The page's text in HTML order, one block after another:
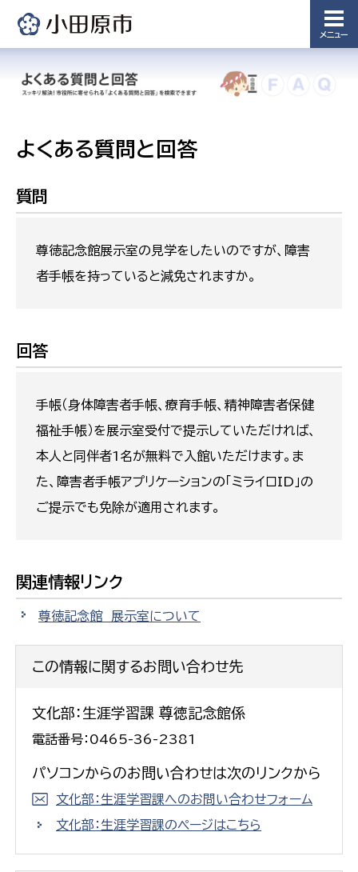
メニュー
よくある質問と回答
質問
尊徳記念館展示室の見学をしたいのですが、障害
者手帳を持っていると減免されますか。
回答
手帳（身体障害者手帳、療育手帳、精神障害者保健
福祉手帳）を展示室受付で提示していただければ、
本人と同伴者1名が無料で入館いただけます。ま
た、障害者手帳アプリケーションの「ミライロID」の
ご提示でも免除が適用されます。
関連情報リンク
尊徳記念館 展示室について
この情報に関するお問い合わせ先
文化部：生涯学習課 尊徳記念館係
電話番号：0465-36-2381
パソコンからのお問い合わせは次のリンクから
文化部：生涯学習課へのお問い合わせフォーム
文化部：生涯学習課のページはこちら